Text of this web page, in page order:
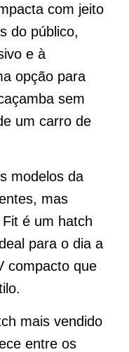
com jeito
do público,
e à
opção para
sem
um carro de
modelos da
mas
é um hatch
para o dia a
compacto que
mais vendido
entre os